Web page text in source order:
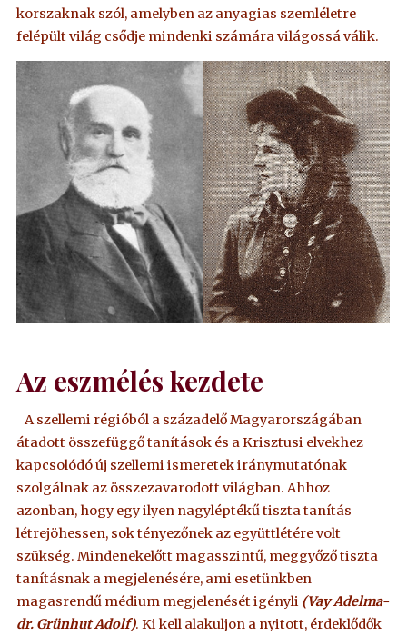
korszaknak szól, amelyben az anyagias szemléletre
felépült világ csődje mindenki számára világossá válik.
Az eszmélés kezdete
A szellemi régióból a századelő Magyarországában
átadott összefüggő tanítások és a Krisztusi elvekhez
kapcsolódó új szellemi ismeretek iránymutatónak
szolgálnak az összezavarodott világban. Ahhoz
azonban, hogy egy ilyen nagyléptékű tiszta tanítás
létrejöhessen, sok tényezőnek az együttlétére volt
szükség. Mindenekelőtt magasszintű, meggyőző tiszta
tanításnak a megjelenésére, ami esetünkben
magasrendű médium megjelenését igényli (Vay Adelma-
dr. Grünhut Adolf). Ki kell alakuljon a nyitott, érdeklődők